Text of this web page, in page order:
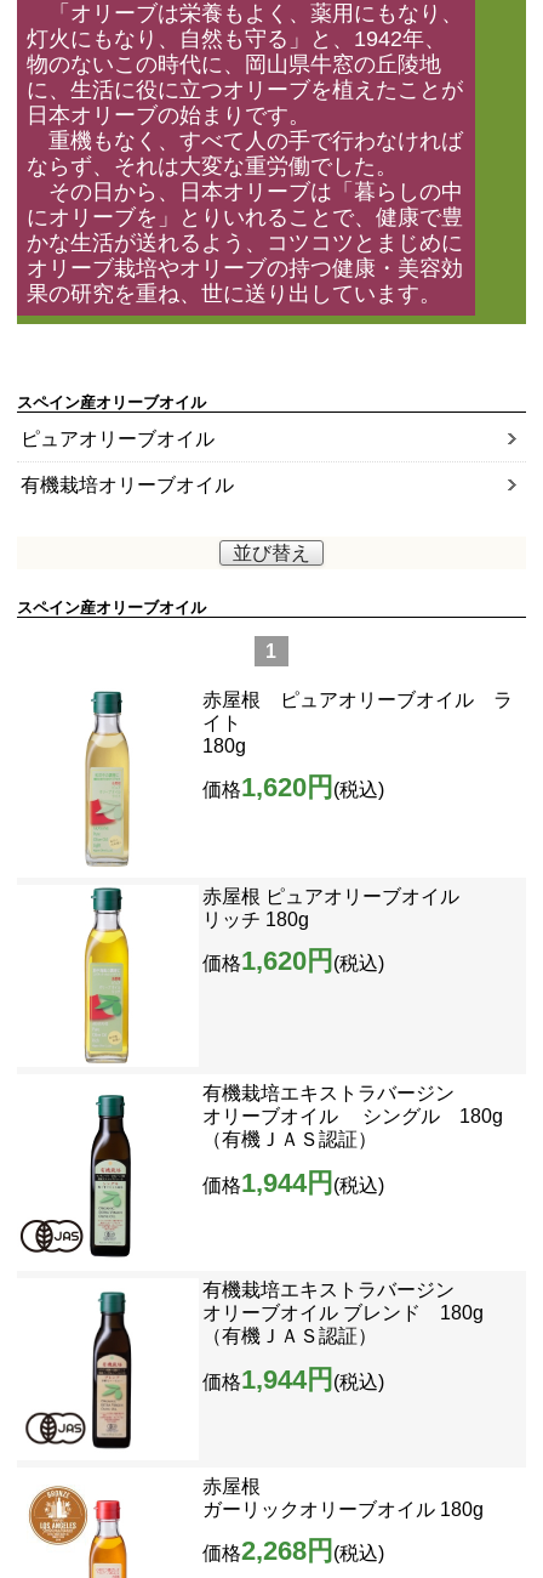
「オリーブは栄養もよく、薬用にもなり、
灯火にもなり、自然も守る」と、1942年、
物のないこの時代に、岡山県牛窓の丘陵地
に、生活に役に立つオリーブを植えたことが
日本オリーブの始まりです。
重機もなく、すべて人の手で行わなければ
ならず、それは大変な重労働でした。
その日から、日本オリーブは「暮らしの中
にオリーブを」とりいれることで、健康で豊
かな生活が送れるよう、コツコツとまじめに
オリーブ栽培やオリーブの持つ健康・美容効
果の研究を重ね、世に送り出しています。
スペイン産オリーブオイル
ピュアオリーブオイル
有機栽培オリーブオイル
並び替え
スペイン産オリーブオイル
1
赤屋根 ピュアオリーブオイル ラ
イト
180g
価格1,620円 (税込)
赤屋根 ピュアオリーブオイル
リッチ 180g
価格1,620円 (税込)
有機栽培エキストラバージン
オリーブオイル シングル 180g
（有機ＪＡＳ認証）
価格1,944円 (税込)
有機栽培エキストラバージン
オリーブオイル ブレンド 180g
（有機ＪＡＳ認証）
価格1,944円 (税込)
赤屋根
ガーリックオリーブオイル 180g
価格2,268円 (税込)